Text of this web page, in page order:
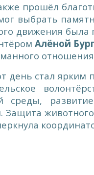
прошёл
выбрать
движения была
Алёной
день стал
среды,